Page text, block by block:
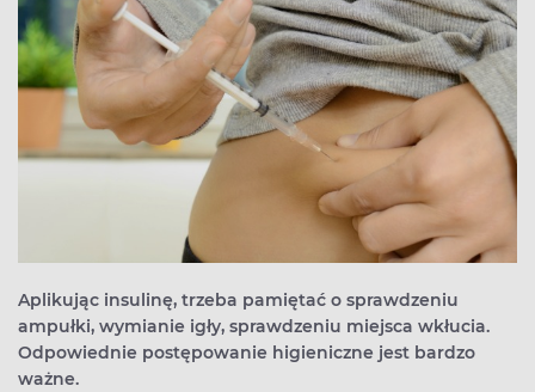
Aplikując insulinę, trzeba pamiętać o sprawdzeniu
ampułki, wymianie igły, sprawdzeniu miejsca wkłucia.
Odpowiednie postępowanie higieniczne jest bardzo
ważne.